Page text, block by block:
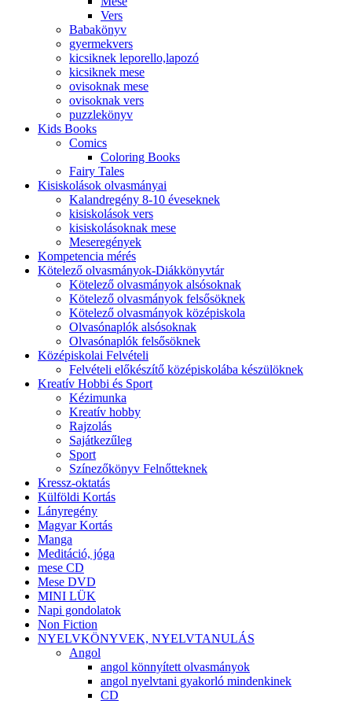
Vers
Babakönyv
gyermekvers
kicsiknek leporello,lapozó
kicsiknek mese
ovisoknak mese
ovisoknak vers
puzzlekönyv
Kids Books
Comics
Coloring Books
Fairy Tales
Kisiskolások olvasmányai
Kalandregény 8-10 éveseknek
kisiskolások vers
kisiskolásoknak mese
Meseregények
Kompetencia mérés
Kötelező olvasmányok-Diákkönyvtár
Kötelező olvasmányok alsósoknak
Kötelező olvasmányok felsősöknek
Kötelező olvasmányok középiskola
Olvasónaplók alsósoknak
Olvasónaplók felsősöknek
Középiskolai Felvételi
Felvételi előkészítő középiskolába készülöknek
Kreatív Hobbi és Sport
Kézimunka
Kreatív hobby
Rajzolás
Sajátkezűleg
Sport
Színezőkönyv Felnőtteknek
Kressz-oktatás
Külföldi Kortás
Lányregény
Magyar Kortás
Manga
Meditáció, jóga
mese CD
Mese DVD
MINI LÜK
Napi gondolatok
Non Fiction
NYELVKÖNYVEK, NYELVTANULÁS
Angol
angol könnyített olvasmányok
angol nyelvtani gyakorló mindenkinek
CD